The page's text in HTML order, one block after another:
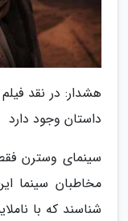
هشدار: در نقد
داستان وجود دارد
سینمای وسترن
مخاطبان سینما
شناسند که با